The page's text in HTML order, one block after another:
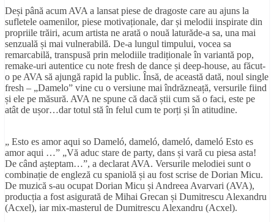
Deși până acum AVA a lansat piese de dragoste care au ajuns la
sufletele oamenilor, piese motivaționale, dar și melodii inspirate din
propriile trăiri, acum artista ne arată o nouă laturăde-a sa, una mai
senzuală și mai vulnerabilă. De-a lungul timpului, vocea sa
remarcabilă, transpusă prin melodiile tradiționale în variantă pop,
remake-uri autentice cu note fresh de dance și deep-house, au făcut-
o pe AVA să ajungă rapid la public. Însă, de această dată, noul single
fresh – „Damelo” vine cu o versiune mai îndrăzneață, versurile fiind
și ele pe măsură. AVA ne spune că dacă știi cum să o faci, este pe
atât de ușor…dar totul stă în felul cum te porți și în atitudine.
„ Esto es amor aqui so Dameló, dameló, dameló, dameló Esto es
amor aqui …” „Vă aduc stare de party, dans și vară cu piesa asta!
De când așteptam…”, a declarat AVA. Versurile melodiei sunt o
combinație de engleză cu spaniolă și au fost scrise de Dorian Micu.
De muzică s-au ocupat Dorian Micu și Andreea Avarvari (AVA),
producția a fost asigurată de Mihai Grecan și Dumitrescu Alexandru
(Acxel), iar mix-masterul de Dumitrescu Alexandru (Acxel).